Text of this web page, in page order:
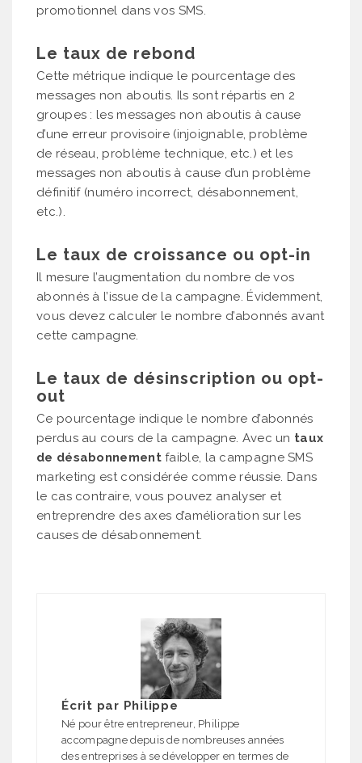
promotionnel dans vos SMS.
Le taux de rebond
Cette métrique indique le pourcentage des
messages non aboutis. Ils sont répartis en 2
groupes : les messages non aboutis à cause
d’une erreur provisoire (injoignable, problème
de réseau, problème technique, etc.) et les
messages non aboutis à cause d’un problème
définitif (numéro incorrect, désabonnement,
etc.).
Le taux de croissance ou opt-in
Il mesure l’augmentation du nombre de vos
abonnés à l’issue de la campagne. Évidemment,
vous devez calculer le nombre d’abonnés avant
cette campagne.
Le taux de désinscription ou opt-
out
Ce pourcentage indique le nombre d’abonnés
perdus au cours de la campagne. Avec un taux
de désabonnementfaible, la campagne SMS
marketing est considérée comme réussie. Dans
le cas contraire, vous pouvez analyser et
entreprendre des axes d’amélioration sur les
causes de désabonnement.
Écrit par Philippe
Né pour être entrepreneur, Philippe
accompagne depuis de nombreuses années
des entreprises à se développer en termes de